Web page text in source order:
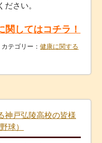
さい。
関してはコチラ！
テゴリー：健康に関する
神戸弘陵高校の皆様
球）